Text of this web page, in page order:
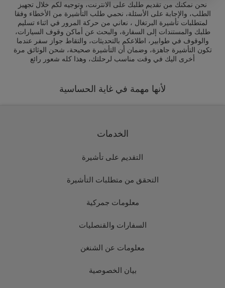
نحن نمكنك من تقديم طلبك على الانترنت، وتوجيه لكم خلال تجهيز
الطلب، والإجابة على الأسئلة، نحمي طلب التأشيرة من الأخطاء وفقا
لمتطلبات تأشيرة البرتغال ، نعاني من حركة المرور في اثناء تسليم
طلبك والمستندات إلى السفارة، والبحث عن أماكن وقوف السيارات،
والوقوف في طوابير، اطلاعكم بالتحديثات، والتقاط جواز سفر عندما
تكون التأشيرة جاهزة، وضمان أن التأشيرة صحيحة، شحن الوثائق مرة
أخرى اليك في وقت مناسب لرحلتك، وهذا كله شعور رائع
لأنها مهمة في غاية الحساسية
الخدمات
التقديم على تأشيرة
التحقق من متطلبات التأشيرة
معلومات جمركية
السفارات والقنصليات
معلومات عن الشنغن
بيان الخصوصية